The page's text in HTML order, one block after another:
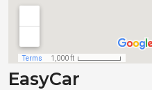
EasyCar